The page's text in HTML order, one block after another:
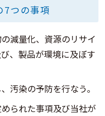
7つの事項
減量化、資源のリサイ
、製品が環境に及ぼす
汚染の予防を行なう。
られた事項及び当社が